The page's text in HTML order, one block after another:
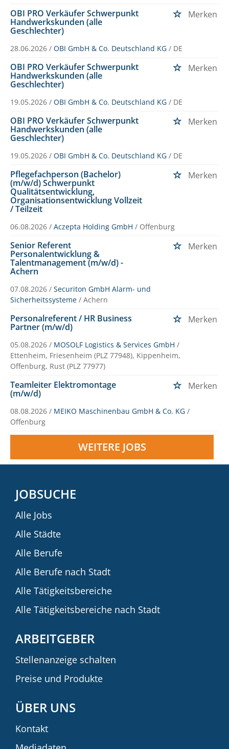
OBI PRO Verkäufer Schwerpunkt
Handwerkskunden (alle
Geschlechter)
Merken
28.06.2026 / OBI GmbH & Co. Deutschland KG / DE
OBI PRO Verkäufer Schwerpunkt
Handwerkskunden (alle
Geschlechter)
Merken
19.05.2026 / OBI GmbH & Co. Deutschland KG / DE
OBI PRO Verkäufer Schwerpunkt
Handwerkskunden (alle
Geschlechter)
Merken
19.05.2026 / OBI GmbH & Co. Deutschland KG / DE
Pflegefachperson (Bachelor)
(m/w/d) Schwerpunkt
Qualitätsentwicklung,
Organisationsentwicklung Vollzeit
/ Teilzeit
Merken
06.08.2026 / Aczepta Holding GmbH / Offenburg
Senior Referent
Personalentwicklung &
Talentmanagement (m/w/d) -
Achern
Merken
07.08.2026 / Securiton GmbH Alarm- und
Sicherheitssysteme / Achern
Personalreferent / HR Business
Partner (m/w/d)
Merken
05.08.2026 / MOSOLF Logistics & Services GmbH /
Ettenheim, Friesenheim (PLZ 77948), Kippenheim,
Offenburg, Rust (PLZ 77977)
Teamleiter Elektromontage
(m/w/d)
Merken
08.08.2026 / MEIKO Maschinenbau GmbH & Co. KG /
Offenburg
WEITERE JOBS
JOBSUCHE
Alle Jobs
Alle Städte
Alle Berufe
Alle Berufe nach Stadt
Alle Tätigkeitsbereiche
Alle Tätigkeitsbereiche nach Stadt
ARBEITGEBER
Stellenanzeige schalten
Preise und Produkte
ÜBER UNS
Kontakt